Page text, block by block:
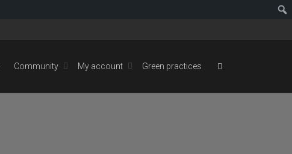
Community My account Green practices